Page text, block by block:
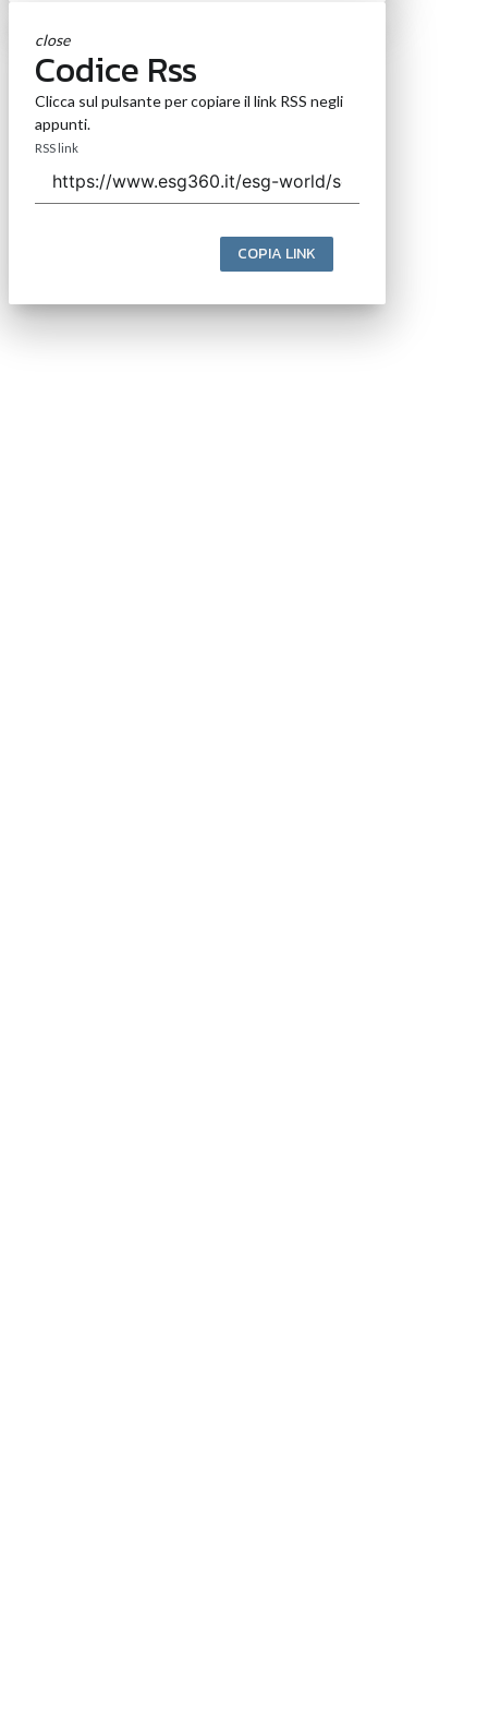
close
Codice Rss
Clicca sul pulsante per copiare il link RSS negli
appunti.
RSS link
COPIA LINK